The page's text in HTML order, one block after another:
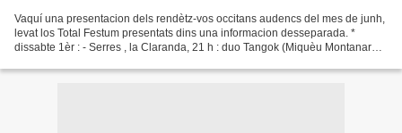
Vaquí una presentacion dels rendètz-vos occitans audencs del mes de junh,
levat los Total Festum presentats dins una informacion desseparada. *
dissabte 1èr : - Serres , la Claranda, 21 h : duo Tangok (Miquèu Montanaro -